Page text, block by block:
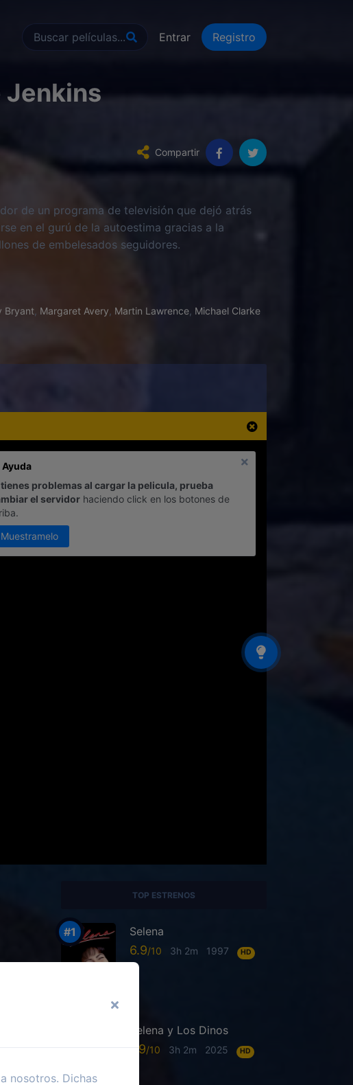
Entrar Registro
Jenkins
Compartir
de un programa de televisión que dejó atrás
en el gurú de la autoestima gracias a la
de embelesados seguidores.
Bryant Margaret Avery Martin Lawrence Michael Clarke
Ayuda
problemas al cargar la pelicula, prueba
el servidor haciendo click en los botones de
Muestramelo
TOP ESTRENOS
Selena
6.9 3h 2m 1997 HD
Selena y Los Dinos
7.9 3h 2m 2025 HD
nosotros. Dichas